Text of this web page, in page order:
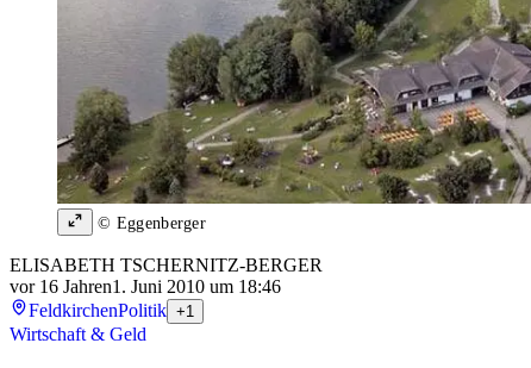
© Eggenberger
ELISABETH TSCHERNITZ-BERGER
vor 16 Jahren1. Juni 2010 um 18:46
FeldkirchenPolitik +1
Wirtschaft & Geld